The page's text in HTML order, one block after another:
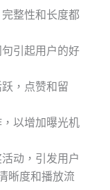
整性和长度都
引起用户的好
，点赞和留
以增加曝光机
动，引发用户
晰度和播放流